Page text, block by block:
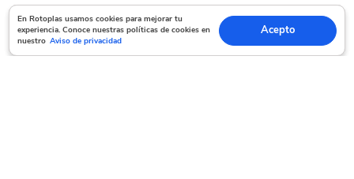
En Rotoplas usamos cookies para mejorar tu experiencia. Conoce nuestras políticas
de cookies en nuestro Aviso de privacidad Acepto
En Rotoplas usamos cookies para mejorar tu
experiencia. Conoce nuestras políticas de cookies en
nuestro Aviso de privacidad
Acepto